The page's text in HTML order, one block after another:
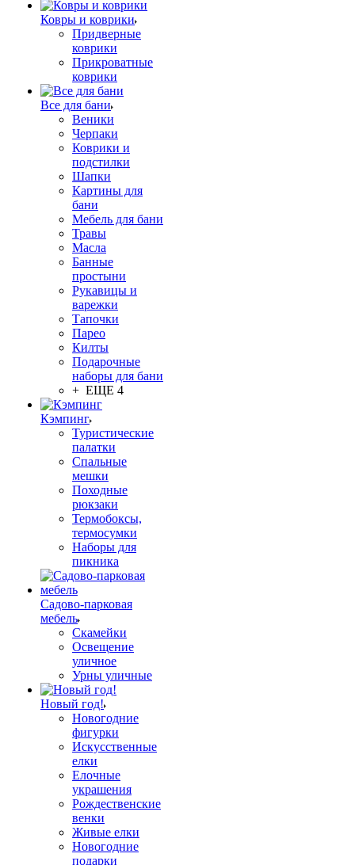
Ковры и коврики
Придверные
коврики
Прикроватные
коврики
Все для бани
Веники
Черпаки
Коврики и
подстилки
Шапки
Картины для
бани
Мебель для бани
Травы
Масла
Банные
простыни
Рукавицы и
варежки
Тапочки
Парео
Килты
Подарочные
наборы для бани
+ ЕЩЕ 4
Кэмпинг
Туристические
палатки
Спальные
мешки
Походные
рюкзаки
Термобоксы,
термосумки
Наборы для
пикника
Садово-парковая
мебель
Скамейки
Освещение
уличное
Урны уличные
Новый год!
Новогодние
фигурки
Искусственные
елки
Елочные
украшения
Рождественские
венки
Живые елки
Новогодние
подарки